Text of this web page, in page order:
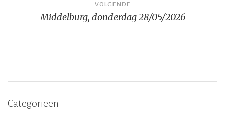
VOLGENDE
Middelburg, donderdag 28/05/2026
Categorieën